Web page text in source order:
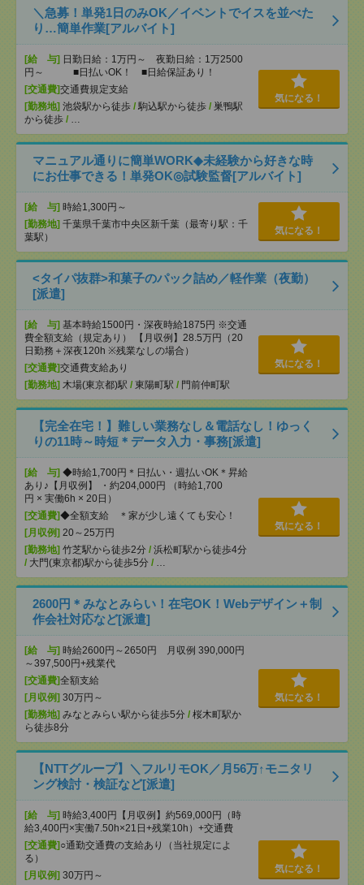
＼急募！単発1日のみOK／イベントでイスを並べた
り…簡単作業[アルバイト]
[給 与] 日勤日給：1万円～ 夜勤日給：1万2500
円～ ■日払いOK！ ■日給保証あり！
[交通費]交通費規定支給
[勤務地] 池袋駅から徒歩 / 駒込駅から徒歩 / 巣鴨駅
から徒歩 /
気になる！
マニュアル通りに簡単WORK◆未経験から好きな時
にお仕事できる！単発OK◎試験監督[アルバイト]
[給 与] 時給1,300円～
[勤務地] 千葉県千葉市中央区新千葉（最寄り駅：千
葉駅）
気になる！
<タイパ抜群>和菓子のパック詰め／軽作業（夜勤）
[派遣]
[給 与] 基本時給1500円・深夜時給1875円 ※交通
費全額支給（規定あり） 【月収例】28.5万円（20
日勤務＋深夜120h ※残業なしの場合）
[交通費]交通費支給あり
[勤務地] 木場(東京都)駅 / 東陽町駅 / 門前仲町駅
気になる！
【完全在宅！】難しい業務なし＆電話なし！ゆっく
りの11時～時短＊データ入力・事務[派遣]
[給 与] ◆時給1,700円＊日払い・週払いOK＊昇給
あり♪【月収例】 ・約204,000円 （時給1,700
円 × 実働6h × 20日）
[交通費]◆全額支給 ＊家が少し遠くても安心！
[月収例] 20～25万円
[勤務地] 竹芝駅から徒歩2分 / 浜松町駅から徒歩4分
/ 大門(東京都)駅から徒歩5分 /
気になる！
2600円＊みなとみらい！在宅OK！Webデザイン＋制
作会社対応など[派遣]
[給 与] 時給2600円～2650円 月収例 390,000円
～397,500円+残業代
[交通費]全額支給
[月収例] 30万円～
[勤務地] みなとみらい駅から徒歩5分 / 桜木町駅か
ら徒歩8分
気になる！
【NTTグループ】＼フルリモOK／月56万↑モニタリ
ング検討・検証など[派遣]
[給 与] 時給3,400円【月収例】約569,000円（時
給3,400円×実働7.50h×21日+残業10h）+交通費
[交通費]○通勤交通費の支給あり（当社規定によ
る）
[月収例] 30万円～
気になる！